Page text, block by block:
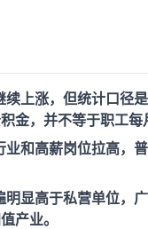
上涨，但统计口径
金，并不等于职工每
和高薪岗位拉高，
明显高于私营单位，
产业。